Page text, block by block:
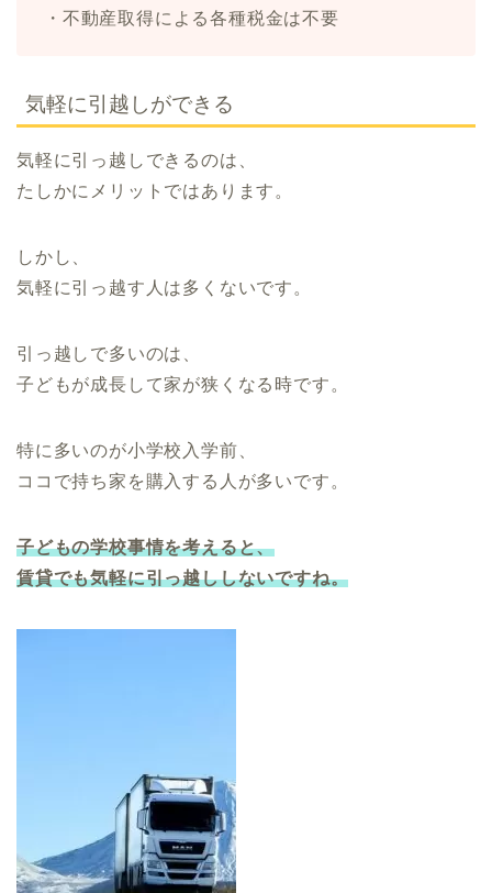
・不動産取得による各種税金は不要
気軽に引越しができる
気軽に引っ越しできるのは、
たしかにメリットではあります。
しかし、
気軽に引っ越す人は多くないです。
引っ越しで多いのは、
子どもが成長して家が狭くなる時です。
特に多いのが小学校入学前、
ココで持ち家を購入する人が多いです。
子どもの学校事情を考えると、
賃貸でも気軽に引っ越ししないですね。